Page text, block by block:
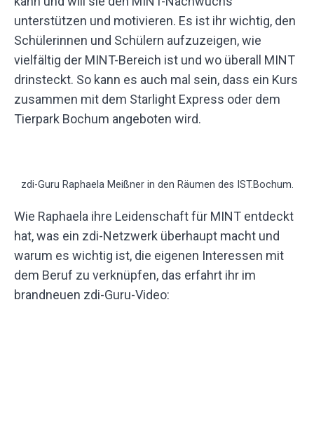
unterstützen und motivieren. Es ist ihr wichtig, den
Schülerinnen und Schülern aufzuzeigen, wie
vielfältig der MINT-Bereich ist und wo überall MINT
drinsteckt. So kann es auch mal sein, dass ein Kurs
zusammen mit dem Starlight Express oder dem
Tierpark Bochum angeboten wird.
zdi-Guru Raphaela Meißner in den Räumen des IST.Bochum.
Wie Raphaela ihre Leidenschaft für MINT entdeckt
hat,was ein zdi-Netzwerk überhaupt macht und
warum es wichtig ist, die eigenen Interessen mit
dem Beruf zu verknüpfen, das erfahrt ihr im
brandneuen zdi-Guru-Video: